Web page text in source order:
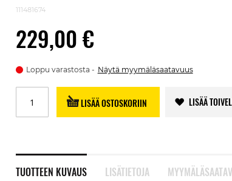
111481674
229,00 €
Loppu varastosta Näytä myymäläsaatavuus
LISÄÄ OSTOSKORIIN LISÄÄ
TUOTTEEN KUVAUS LISÄTIETOJA